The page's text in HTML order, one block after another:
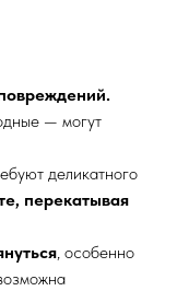
— могут
деликатного
перекатывая
, особенно